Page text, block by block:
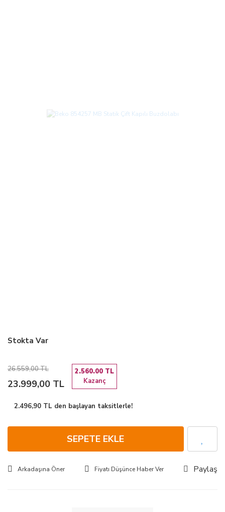
Stokta Var
23.999,00 TL
26.559,00 TL
Kazanç
2.560.00 TL
2.496,90 TL den başlayan taksitlerle!
SEPETE EKLE
Arkadaşına Öner Fiyatı Düşünce Haber Ver Paylaş